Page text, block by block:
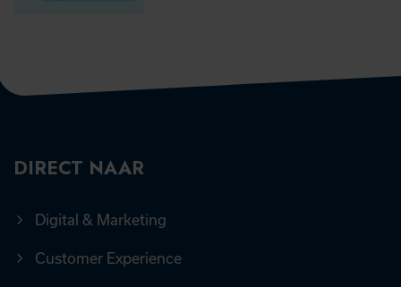
DIRECT NAAR
Digital & Marketing
Customer Experience